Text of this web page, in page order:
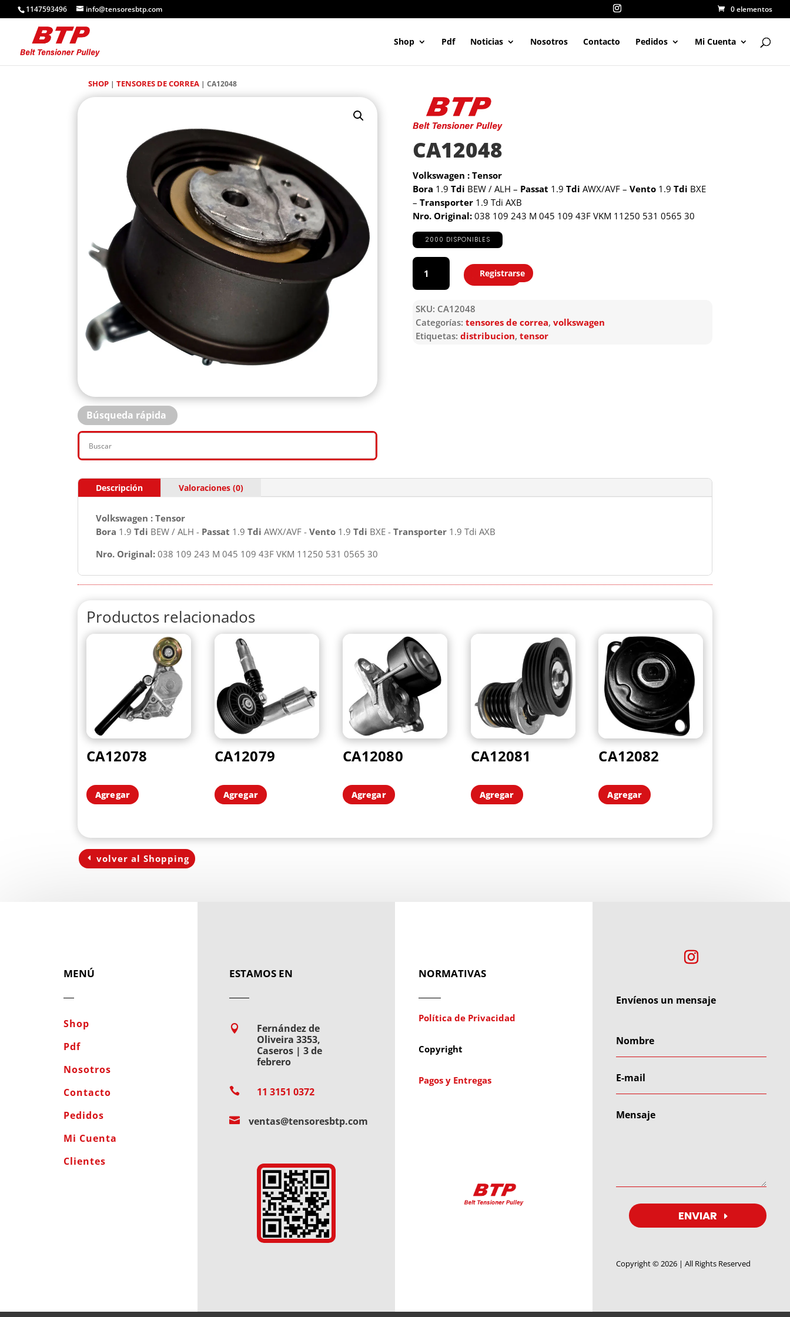
1147593496 info@tensoresbtp.com 0 elementos
Shop Pdf Noticias Nosotros Contacto Pedidos Mi Cuenta
SHOP | TENSORES DE CORREA | CA12048
Búsqueda rápida
CA12048
Volkswagen : Tensor
Bora 1.9 Tdi BEW / ALH – Passat 1.9 Tdi AWX/AVF – Vento1.9 Tdi BXE
– Transporter1.9 Tdi AXB
Nro. Original:038 109 243 M 045 109 43F VKM 11250 531 0565 30
2000 DISPONIBLES
CA12048
cantidad
Agregar
Registrarse
SKU: CA12048
Categorías: tensores de correa, volkswagen
Etiquetas: distribucion, tensor
Descripción Valoraciones (0)
Volkswagen : Tensor
Bora 1.9 Tdi BEW / ALH - Passat 1.9 Tdi AWX/AVF - Vento 1.9 Tdi BXE - Transporter 1.9 Tdi AXB
Nro. Original: 038 109 243 M 045 109 43F VKM 11250 531 0565 30
Productos relacionados
CA12078
Agregar
CA12079
Agregar
CA12080
Agregar
CA12081
Agregar
CA12082
Agregar
volver al Shopping
MENÚ
Shop
Pdf
Nosotros
Contacto
Pedidos
Mi Cuenta
Clientes
ESTAMOS EN

Fernández de
Oliveira 3353,
Caseros | 3 de
febrero
 11 3151 0372
 ventas@tensoresbtp.com
NORMATIVAS
Política de Privacidad
Copyright
Pagos y Entregas
Envíenos un mensaje
ENVIAR
Copyright © 2026 | All Rights Reserved